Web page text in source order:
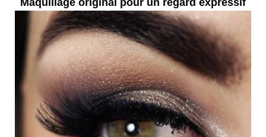
Maquillage original pour un regard expressif